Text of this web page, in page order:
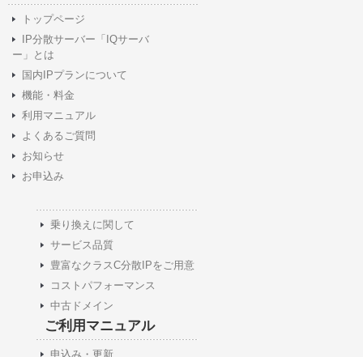
トップページ
IP分散サーバー「IQサーバ
ー」とは
国内IPプランについて
機能・料金
利用マニュアル
よくあるご質問
お知らせ
お申込み
乗り換えに関して
サービス品質
豊富なクラスC分散IPをご用意
コストパフォーマンス
中古ドメイン
ご利用マニュアル
申込み・更新